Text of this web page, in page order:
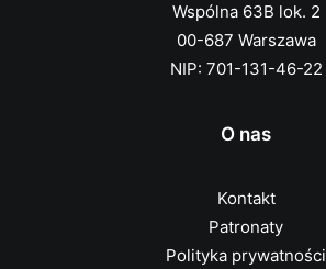
Wspólna 63B lok. 2
00-687 Warszawa
NIP: 701-131-46-22
O nas
Kontakt
Patronaty
Polityka prywatności